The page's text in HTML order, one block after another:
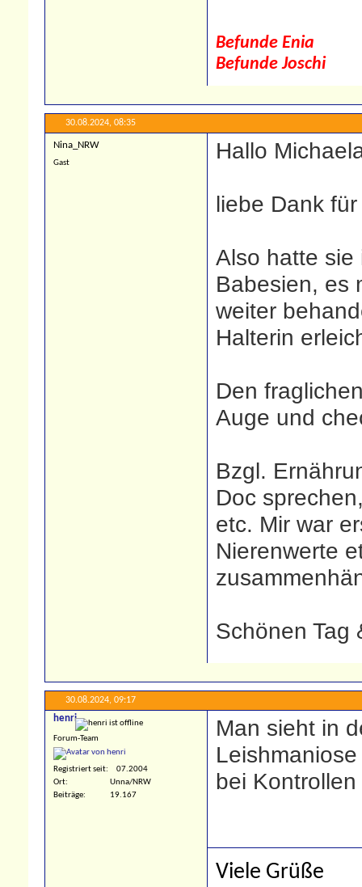
Befunde Enia
Befunde Joschi
30.08.2024, 08:35
Nina_NRW
Gast Hallo
liebe Dank
Also hatte sie
Babesien, es
weiter
Halterin
Den
Auge und
Bzgl.
Doc
etc. Mir war
Nierenwerte
Schönen Tag
30.08.2024, 09:17
henri
Forum-Team
Registriert seit
07.2004
Ort
Unna/NRW
Beiträge
19.167
Man sieht in
bei
Viele Grüße